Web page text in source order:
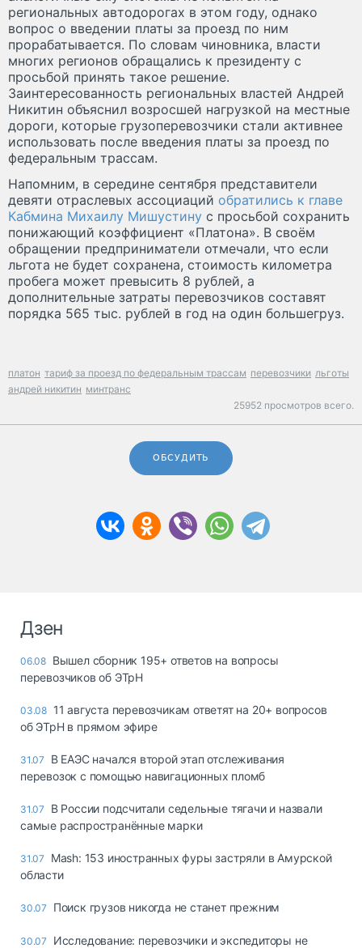
региональных автодорогах в этом году, однако
вопрос о введении платы за проезд по ним
прорабатывается. По словам чиновника, власти
многих регионов обращались к президенту с
просьбой принять такое решение.
Заинтересованность региональных властей Андрей
Никитин объяснил возросшей нагрузкой на местные
дороги, которые грузоперевозчики стали активнее
использовать после введения платы за проезд по
федеральным трассам.
Напомним, в середине сентября представители
девяти отраслевых ассоциаций обратились к главе
Кабмина Михаилу Мишустину с просьбой сохранить
понижающий коэффициент «Платона». В своём
обращении предприниматели отмечали, что если
льгота не будет сохранена, стоимость километра
пробега может превысить 8 рублей, а
дополнительные затраты перевозчиков составят
порядка 565 тыс. рублей в год на один большегруз.
платон тариф за проезд по федеральным трассам перевозчики льготы
андрей никитин минтранс
25952 просмотров всего.
ОБСУДИТЬ
Дзен
06.08 Вышел сборник 195+ ответов на вопросы
перевозчиков об ЭТрН
03.08 11 августа перевозчикам ответят на 20+ вопросов
об ЭТрН в прямом эфире
31.07
В ЕАЭС начался второй этап отслеживания
перевозок с помощью навигационных пломб
31.07
В России подсчитали седельные тягачи и назвали
самые распространённые марки
31.07
Mash: 153 иностранных фуры застряли в Амурской
области
30.07 Поиск грузов никогда не станет прежним
30.07 Исследование: перевозчики и экспедиторы не